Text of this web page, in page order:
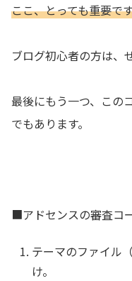
ここ、とっても重要で
ブログ初心者の方は、
最後にもう一つ、この
でもあります。
■アドセンスの審査コ
テーマのファイル
け。